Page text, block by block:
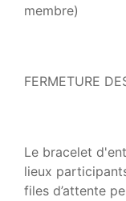
membre)
FERMETURE
Le bracelet
lieux
files d’attente